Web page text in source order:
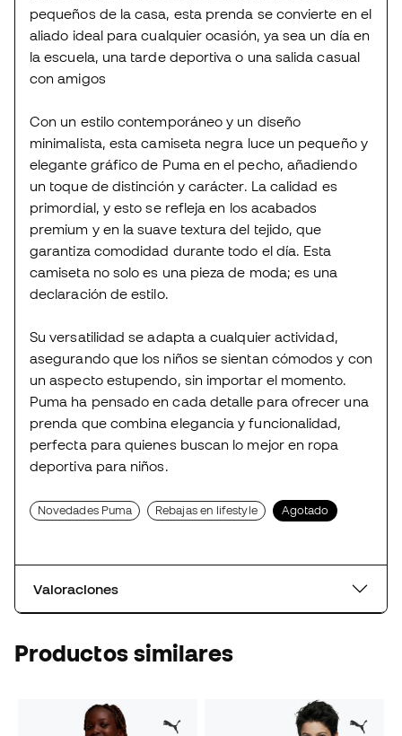
pequeños de la casa, esta prenda se convierte en el
aliado ideal para cualquier ocasión, ya sea un día en
la escuela, una tarde deportiva o una salida casual
con amigos
Con un estilo contemporáneo y un diseño
minimalista, esta camiseta negra luce un pequeño y
elegante gráfico de Puma en el pecho, añadiendo
un toque de distinción y carácter. La calidad es
primordial, y esto se refleja en los acabados
premium y en la suave textura del tejido, que
garantiza comodidad durante todo el día. Esta
camiseta no solo es una pieza de moda; es una
declaración de estilo.
Su versatilidad se adapta a cualquier actividad,
asegurando que los niños se sientan cómodos y con
un aspecto estupendo, sin importar el momento.
Puma ha pensado en cada detalle para ofrecer una
prenda que combina elegancia y funcionalidad,
perfecta para quienes buscan lo mejor en ropa
deportiva para niños.
Novedades Puma Rebajas en lifestyle Agotado
Valoraciones
Productos similares